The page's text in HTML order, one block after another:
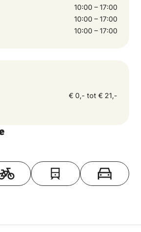
10:00 – 17:00
10:00 – 17:00
10:00 – 17:00
€ 0,- tot € 21,-
Toon op kaart